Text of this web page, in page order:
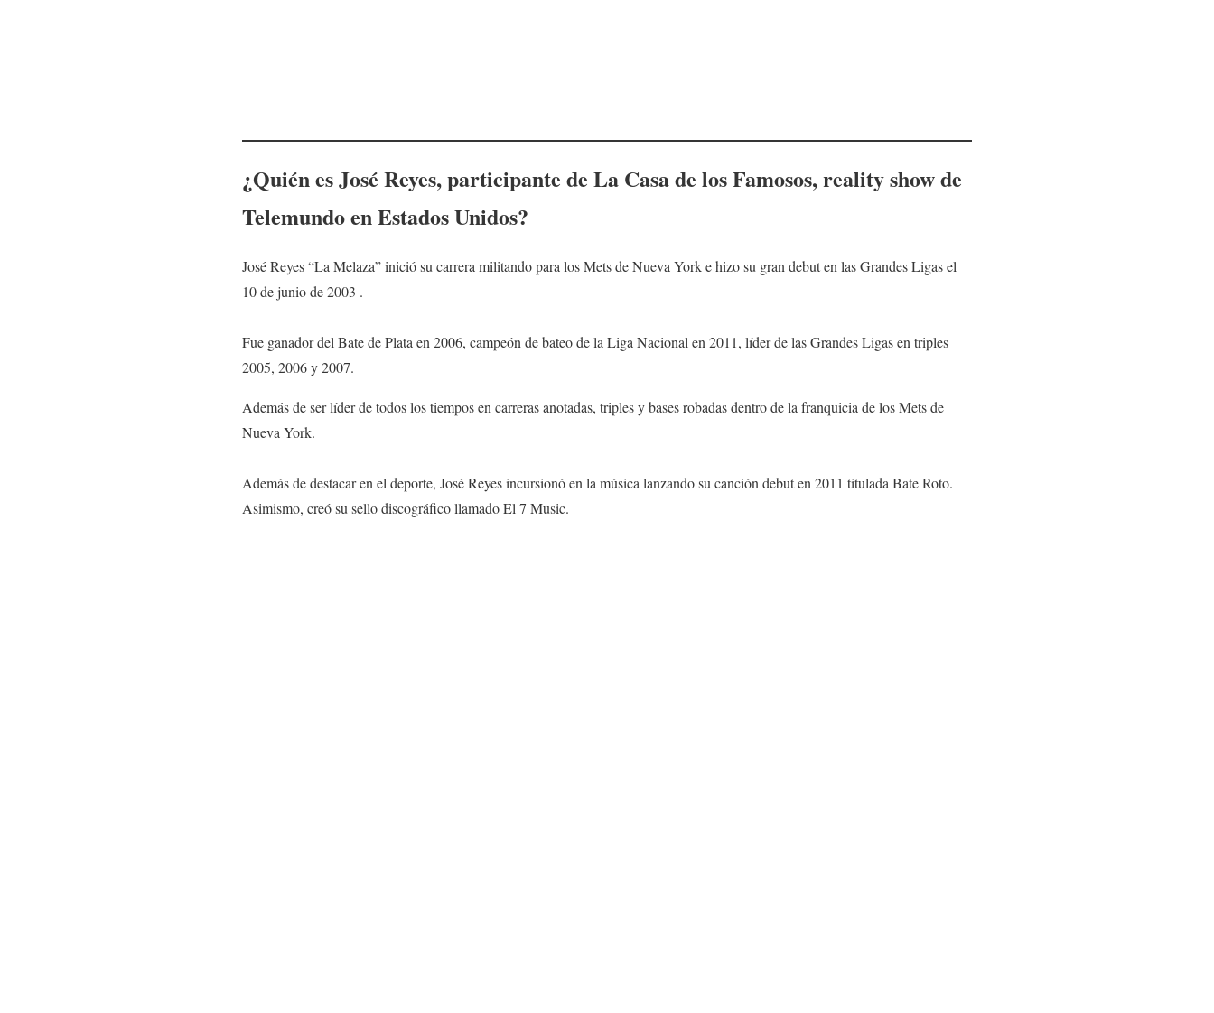
¿Quién esJosé Reyes, participante de La Casa de los Famosos, reality show de
Telemundo en Estados Unidos?
José Reyes “La Melaza” inició su carrera militando para los Mets de Nueva York e hizo su gran debut en las Grandes Ligas el
10 de junio de 2003 .
Fue ganador del Bate de Plata en 2006, campeón de bateo de la Liga Nacional en 2011, líder de las Grandes Ligas en triples
2005, 2006 y 2007.
Además de ser líder de todos los tiempos en carreras anotadas, triples y bases robadas dentro de la franquicia de los Mets de
Nueva York.
Además de destacar en el deporte, José Reyes incursionó en la música lanzando su canción debut en 2011 titulada Bate Roto.
Asimismo, creó su sello discográfico llamado El 7 Music.